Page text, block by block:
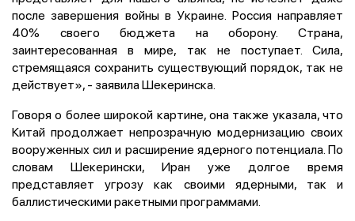
после завершения войны в Украине. Россия направляет
40% своего бюджета на оборону. Страна,
заинтересованная в мире, так не поступает. Сила,
стремящаяся сохранить существующий порядок, так не
действует», - заявила Шекеринска.
Говоря о более широкой картине, она также указала, что
Китай продолжает непрозрачную модернизацию своих
вооруженных сил и расширение ядерного потенциала. По
словам Шекерински, Иран уже долгое время
представляет угрозу как своими ядерными, так и
баллистическими ракетными программами.